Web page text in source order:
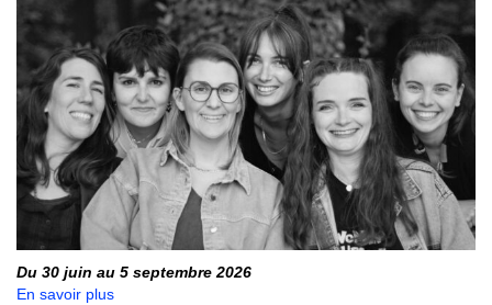
Du 30 juin au 5 septembre 2026
En savoir plus